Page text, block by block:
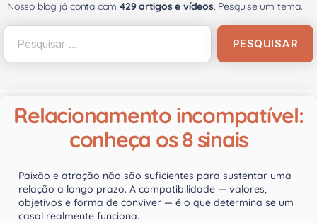
Nosso blog já conta com 429 artigos e vídeos. Pesquise um tema.
Relacionamento incompatível:
conheça os 8 sinais
Paixão e atração não são suficientes para sustentar uma
relação a longo prazo. A compatibilidade — valores,
objetivos e forma de conviver — é o que determina se um
casal realmente funciona.